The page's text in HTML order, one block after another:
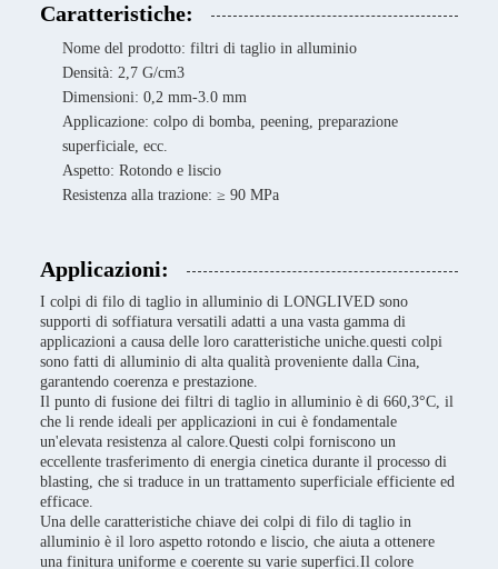
Caratteristiche:
Nome del prodotto: filtri di taglio in alluminio
Densità: 2,7 G/cm3
Dimensioni: 0,2 mm-3.0 mm
Applicazione: colpo di bomba, peening, preparazione
superficiale, ecc.
Aspetto: Rotondo e liscio
Resistenza alla trazione: ≥ 90 MPa
Applicazioni:
I colpi di filo di taglio in alluminio di LONGLIVED sono
supporti di soffiatura versatili adatti a una vasta gamma di
applicazioni a causa delle loro caratteristiche uniche.questi colpi
sono fatti di alluminio di alta qualità proveniente dalla Cina,
garantendo coerenza e prestazione.
Il punto di fusione dei filtri di taglio in alluminio è di 660,3°C, il
che li rende ideali per applicazioni in cui è fondamentale
un'elevata resistenza al calore.Questi colpi forniscono un
eccellente trasferimento di energia cinetica durante il processo di
blasting, che si traduce in un trattamento superficiale efficiente ed
efficace.
Una delle caratteristiche chiave dei colpi di filo di taglio in
alluminio è il loro aspetto rotondo e liscio, che aiuta a ottenere
una finitura uniforme e coerente su varie superfici.Il colore